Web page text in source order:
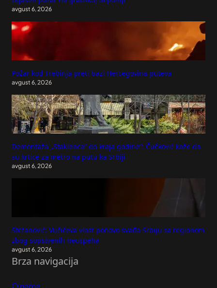
avgust 6, 2026
Požar kod Trebinja preti bazi Hercegovina puteva
avgust 6, 2026
Demontaža „Staklenca“ do kraja godine“: Čučković kaže da
su krtice za metro na putu ka Srbiji
avgust 6, 2026
Stefanović: Vučićeva vlast ponovo svađa Srbiju sa regionom
zbog sopstvenih neuspeha
avgust 6, 2026
Brza navigacija
O nama